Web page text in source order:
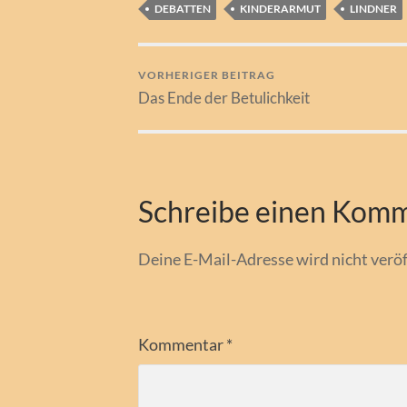
DEBATTEN KINDERARMUT LINDNER
VORHERIGER BEITRAG
Das Ende der Betulichkeit
Schreibe einen
Deine E-Mail-Adresse wird nicht
Kommentar*